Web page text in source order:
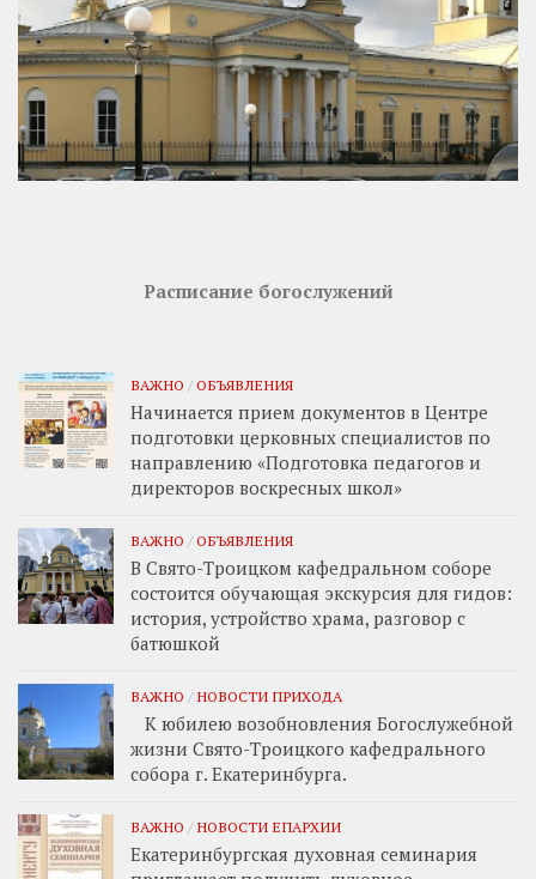
Расписание богослужений
ВАЖНО / ОБЪЯВЛЕНИЯ
Начинается прием документов в Центре
подготовки церковных специалистов по
направлению «Подготовка педагогов и
директоров воскресных школ»
ВАЖНО / ОБЪЯВЛЕНИЯ
В Свято-Троицком кафедральном соборе
состоится обучающая экскурсия для гидов:
история, устройство храма, разговор с
батюшкой
ВАЖНО / НОВОСТИ ПРИХОДА
К юбилею возобновления Богослужебной
жизни Свято-Троицкого кафедрального
собора г. Екатеринбурга.
ВАЖНО / НОВОСТИ ЕПАРХИИ
Екатеринбургская духовная семинария